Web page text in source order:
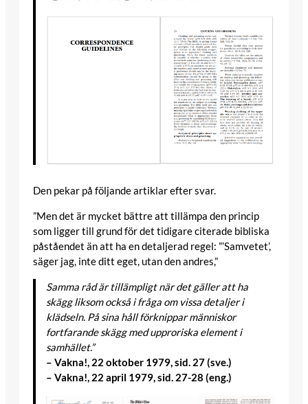
Den pekar på följande artiklar efter svar.
”Men det är mycket bättre att tillämpa den princip
som ligger till grund för det tidigare citerade bibliska
påståendet än att ha en detaljerad regel: ”’Samvetet’,
säger jag, inte ditt eget, utan den andres,”
Samma råd är tillämpligt när det gäller att ha
skägg liksom också i fråga om vissa detaljer i
klädseln. På sina håll förknippar människor
fortfarande skägg med upproriska element i
samhället.”
– Vakna!, 22 oktober 1979, sid. 27 (sve.)
– Vakna!, 22 april 1979, sid. 27-28 (eng.)